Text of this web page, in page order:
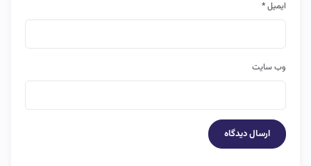
ایمیل*
وب‌ سایت